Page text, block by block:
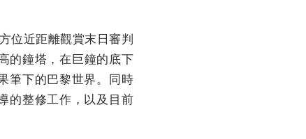
位近距離觀賞末日審判
的鐘塔，在巨鐘的底下
筆下的巴黎世界。同時
的整修工作，以及目前